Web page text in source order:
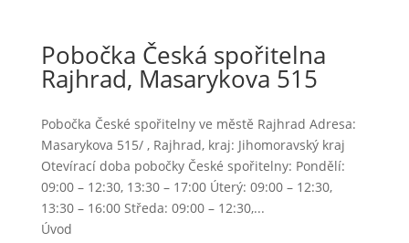
Pobočka Česká spořitelna
Rajhrad, Masarykova 515
Pobočka České spořitelny ve městě Rajhrad Adresa:
Masarykova 515/ , Rajhrad, kraj: Jihomoravský kraj
Otevírací doba pobočky České spořitelny: Pondělí:
09:00 – 12:30, 13:30 – 17:00 Úterý: 09:00 – 12:30,
13:30 – 16:00 Středa: 09:00 – 12:30,...
Úvod